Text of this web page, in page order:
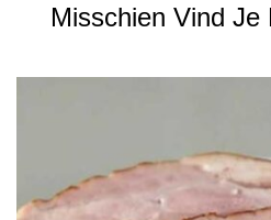
Misschien Vind Je